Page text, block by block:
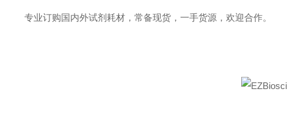
专业订购国内外试剂耗材，常备现货，一手货源，欢迎合作。